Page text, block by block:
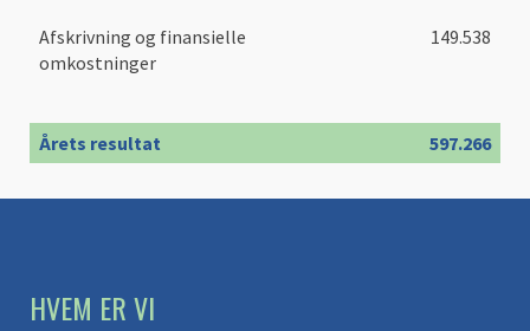
​Afskrivning og finansielle
omkostninger
149.538
Årets resultat 597.266
HVEM ER VI